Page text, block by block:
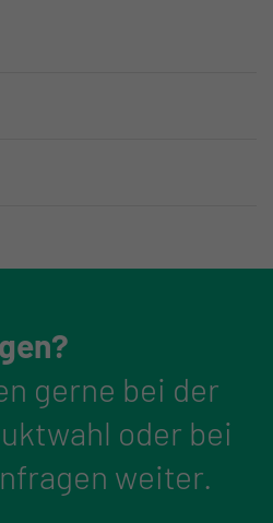
gerne bei der
oder bei
weiter.